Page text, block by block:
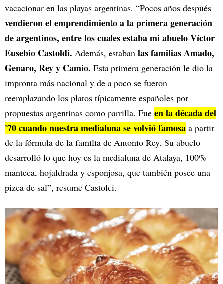
vacacionar en las playas argentinas. “Pocos años después
vendieron el emprendimiento a la primera generación
de argentinos, entre los cuales estaba mi abuelo Víctor
Eusebio Castoldi. Además, estaban las familias Amado,
Genaro, Rey y Camio. Esta primera generación le dio la
impronta más nacional y de a poco se fueron
reemplazando los platos típicamente españoles por
propuestas argentinas como parrilla. Fue en la década del
'70 cuando nuestra medialuna se volvió famosa a partir
de la fórmula de la familia de Antonio Rey. Su abuelo
desarrolló lo que hoy es la medialuna de Atalaya, 100%
manteca, hojaldrada y esponjosa, que también posee una
pizca de sal”, resume Castoldi.